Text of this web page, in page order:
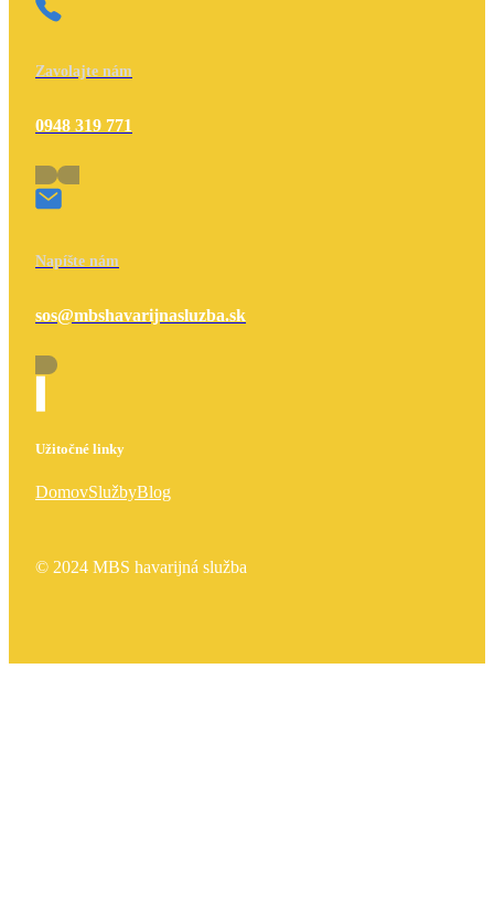
Zavolajte nám
0948 319 771
Napíšte nám
sos@mbshavarijnasluzba.sk
Užitočné linky
DomovSlužbyBlog
© 2024 MBS havarijná služba